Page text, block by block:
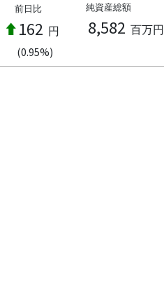
前日比
162 円
(0.95%)
純資産総額
8,582 百万円